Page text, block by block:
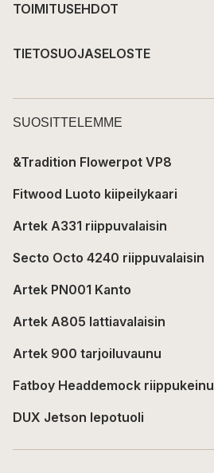
TOIMITUSEHDOT
TIETOSUOJASELOSTE
SUOSITTELEMME
&Tradition Flowerpot VP8
Fitwood Luoto kiipeilykaari
Artek A331 riippuvalaisin
Secto Octo 4240 riippuvalaisin
Artek PN001 Kanto
Artek A805 lattiavalaisin
Artek 900 tarjoiluvaunu
Fatboy Headdemock riippukeinu
DUX Jetson lepotuoli